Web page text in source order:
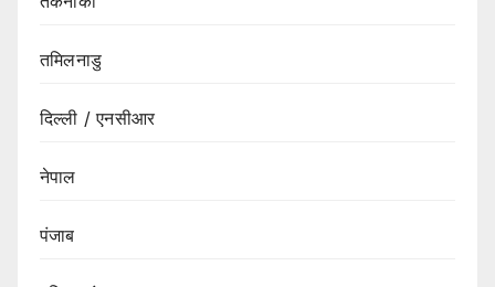
तमिलनाडु
दिल्ली / एनसीआर
नेपाल
पंजाब